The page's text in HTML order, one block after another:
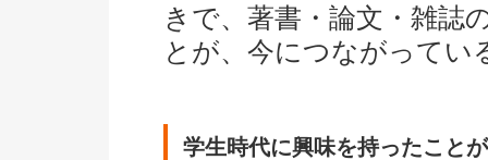
きで、著書・論文・雑誌
とが、今につながってい
学生時代に興味を持ったこと